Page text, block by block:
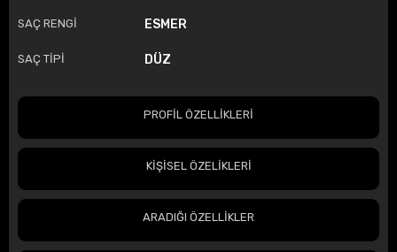
SAÇ RENGİ ESMER
SAÇ TİPİ DÜZ
PROFİL ÖZELLİKLERİ
KİŞİSEL ÖZELİKLERİ
ARADIĞI ÖZELLİKLER